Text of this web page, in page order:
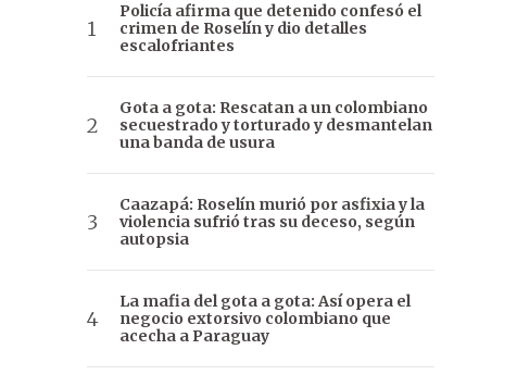
Policía afirma que detenido confesó el
crimen de Roselín y dio detalles
escalofriantes
Gota a gota: Rescatan a un colombiano
secuestrado y torturado y desmantelan
una banda de usura
Caazapá: Roselín murió por asfixia y la
violencia sufrió tras su deceso, según
autopsia
La mafia del gota a gota: Así opera el
negocio extorsivo colombiano que
acecha a Paraguay